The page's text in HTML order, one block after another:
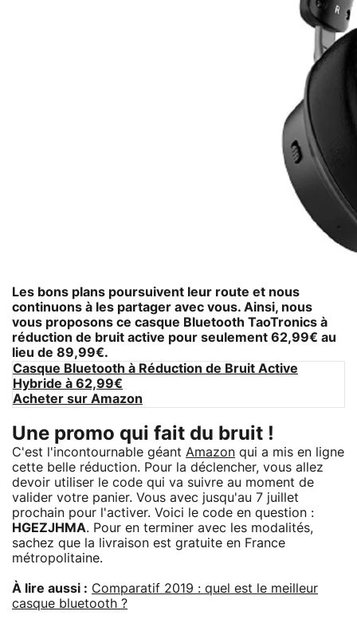
Les bons plans poursuivent leur route et nous
continuons à les partager avec vous. Ainsi, nous
vous proposons ce casque Bluetooth TaoTronics à
réduction de bruit active pour seulement 62,99€ au
lieu de 89,99€.
Casque Bluetooth à Réduction de Bruit Active
Hybride à 62,99€
Acheter sur Amazon
Une promo qui fait du bruit !
C'est l'incontournable géant Amazon qui a mis en ligne
cette belle réduction. Pour la déclencher, vous allez
devoir utiliser le code qui va suivre au moment de
valider votre panier. Vous avec jusqu'au 7 juillet
prochain pour l'activer. Voici le code en question :
HGEZJHMA. Pour en terminer avec les modalités,
sachez que la livraison est gratuite en France
métropolitaine.
À lire aussi : Comparatif 2019 : quel est le meilleur
casque bluetooth ?